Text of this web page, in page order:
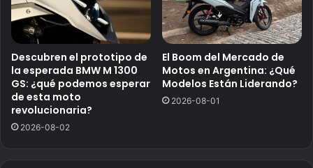
Descubren el prototipo de
la esperada BMW M 1300
GS: ¿qué podemos esperar
de esta moto
revolucionaria?
2026-08-02
El Boom del Mercado de
Motos en Argentina: ¿Qué
Modelos Están Liderando?
2026-08-01